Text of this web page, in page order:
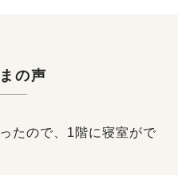
の声
たので、1階に寝室がで